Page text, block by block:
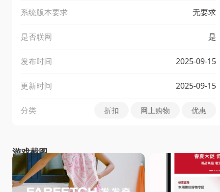
系统版本要求 无要求
是否联网 是
发布时间 2025-09-15
更新时间 2025-09-15
分类 折扣 网上购物 优惠
游戏截图